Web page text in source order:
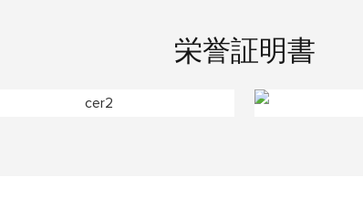
栄誉証明書